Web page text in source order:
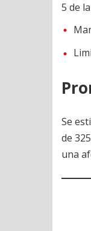
5 de
Se
de
una